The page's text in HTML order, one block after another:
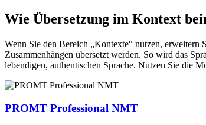
Wie Übersetzung im Kontext
Wenn Sie den Bereich „Kontexte“ nutzen, erweitern
Zusammenhängen übersetzt werden. So wird das
lebendigen, authentischen Sprache. Nutzen Sie die
PROMT Professional NMT